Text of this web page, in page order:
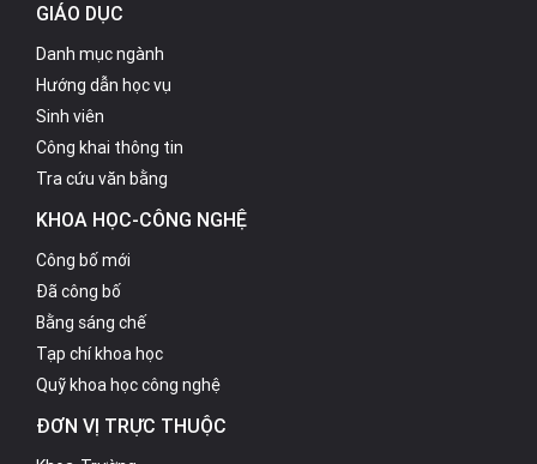
GIÁO DỤC
Danh mục ngành
Hướng dẫn học vụ
Sinh viên
Công khai thông tin
Tra cứu văn bằng
KHOA HỌC-CÔNG NGHỆ
Công bố mới
Đã công bố
Bằng sáng chế
Tạp chí khoa học
Quỹ khoa học công nghệ
ĐƠN VỊ TRỰC THUỘC